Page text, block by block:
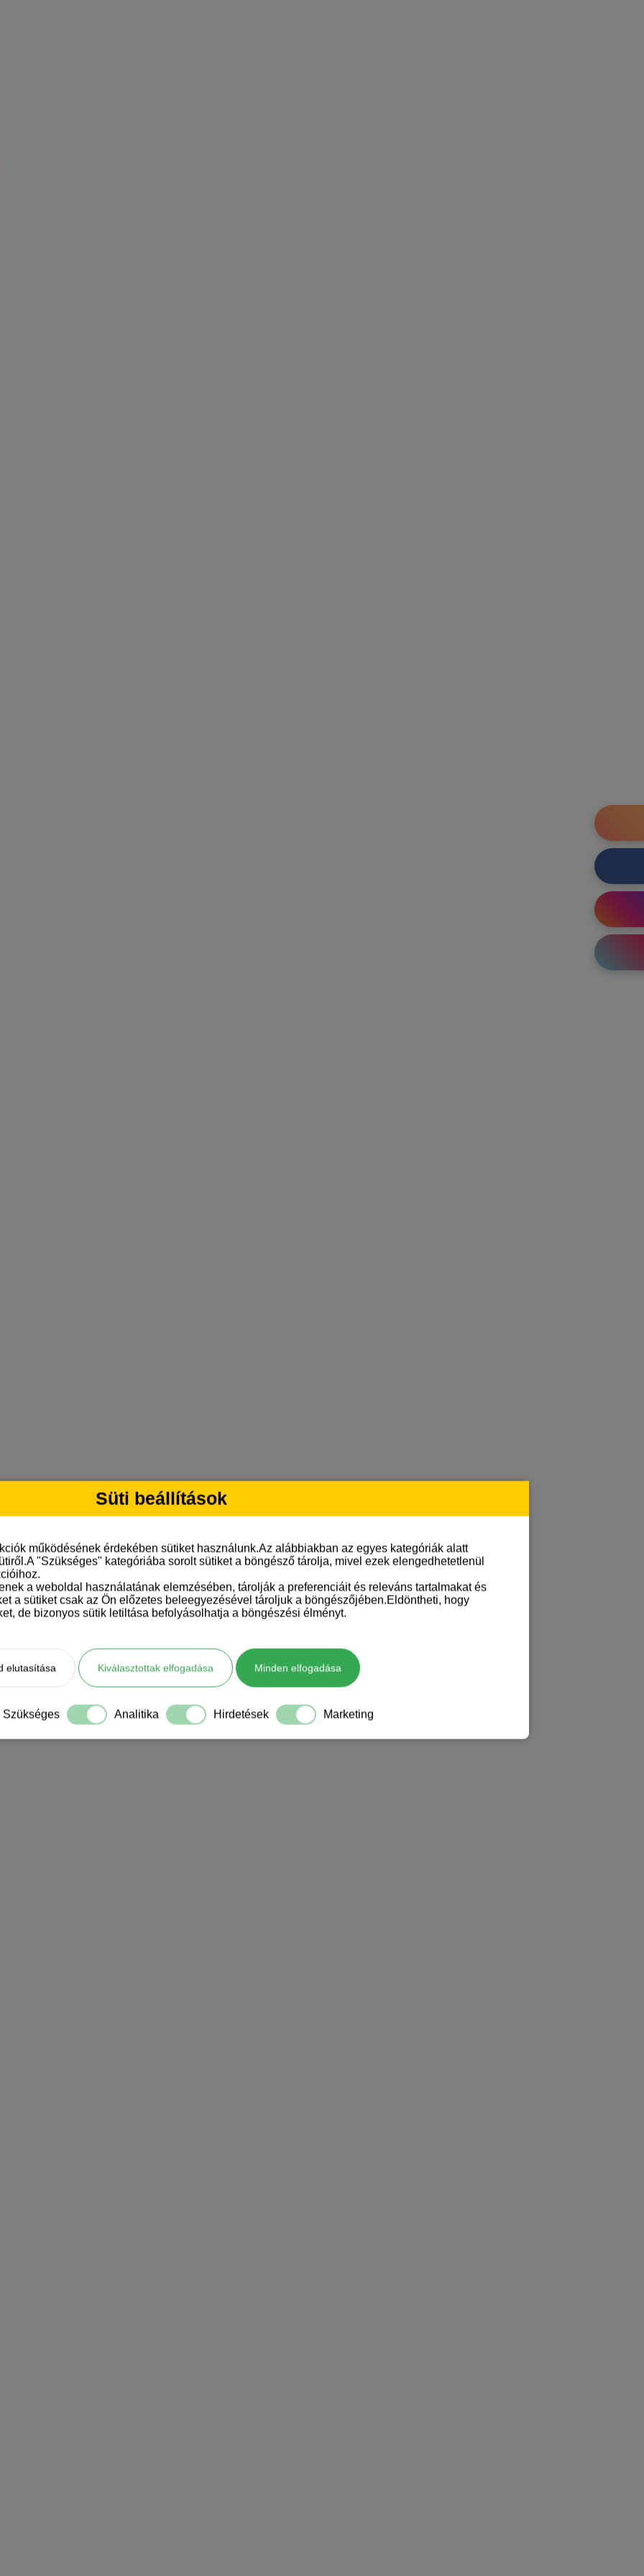
Süti beállítások
működésének érdekében sütiket használunk.Az alábbiakban az egyes kategóriák alatt
"Szükséges" kategóriába sorolt sütiket a böngésző tárolja, mivel ezek elengedhetetlenül
a weboldal használatának elemzésében, tárolják a preferenciáit és releváns tartalmakat és
a sütiket csak az Ön előzetes beleegyezésével tároljuk a böngészőjében.Eldöntheti, hogy
de bizonyos sütik letiltása befolyásolhatja a böngészési élményt.
elutasítása Kiválasztottak elfogadása Minden elfogadása
Szükséges Analitika Hirdetések Marketing